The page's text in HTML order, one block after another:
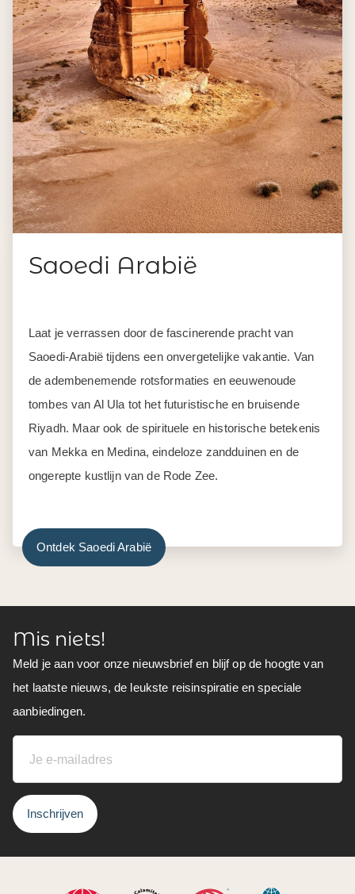
Saoedi Arabië
Laat je verrassen door de fascinerende pracht van
Saoedi-Arabië tijdens een onvergetelijke vakantie. Van
de adembenemende rotsformaties en eeuwenoude
tombes van Al Ula tot het futuristische en bruisende
Riyadh. Maar ook de spirituele en historische betekenis
van Mekka en Medina, eindeloze zandduinen en de
ongerepte kustlijn van de Rode Zee.
Ontdek Saoedi Arabië
Mis niets!
Meld je aan voor onze nieuwsbrief en blijf op de hoogte van
het laatste nieuws, de leukste reisinspiratie en speciale
aanbiedingen.
Inschrijven